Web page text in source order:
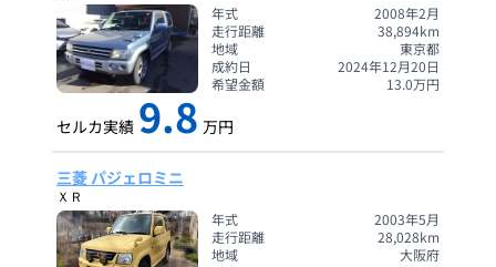
年式
2008年2月
走行距離
38,894km
地域
東京都
成約日
2024年12月20日
希望金額
13.0万円
セルカ実績 9.8 万円
三菱 パジェロミニ
ＸＲ
年式
2003年5月
走行距離
28,028km
地域
大阪府